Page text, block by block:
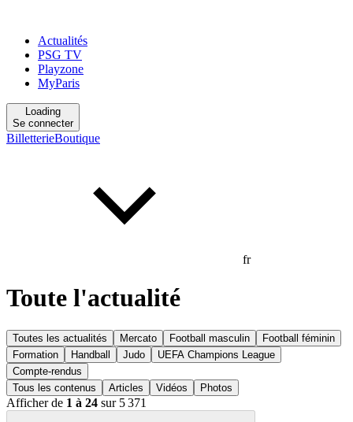
Actualités
PSG TV
Playzone
MyParis
Loading
Se connecter
BilletterieBoutique
fr
Toute l'actualité
Toutes les actualités Mercato Football masculin
Football féminin
Formation
Handball Judo
UEFA Champions League
Compte-rendus
Tous les contenus
Articles Vidéos Photos
Afficher de 1 à 24 sur 5 371